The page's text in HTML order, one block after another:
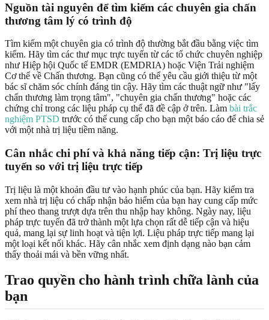
Nguồn tài nguyên để tìm kiếm các chuyên gia chấn
thương tâm lý có trình độ
Tìm kiếm một chuyên gia có trình độ thường bắt đầu bằng việc tìm
kiếm. Hãy tìm các thư mục trực tuyến từ các tổ chức chuyên nghiệp
như Hiệp hội Quốc tế EMDR (EMDRIA) hoặc Viện Trải nghiệm
Cơ thể về Chấn thương. Bạn cũng có thể yêu cầu giới thiệu từ một
bác sĩ chăm sóc chính đáng tin cậy. Hãy tìm các thuật ngữ như "lấy
chấn thương làm trọng tâm", "chuyên gia chấn thương" hoặc các
chứng chỉ trong các liệu pháp cụ thể đã đề cập ở trên. Làm bài trắc
nghiệm PTSD trước có thể cung cấp cho bạn một báo cáo để chia sẻ
với một nhà trị liệu tiềm năng.
Cân nhắc chi phí và khả năng tiếp cận: Trị liệu trực
tuyến so với trị liệu trực tiếp
Trị liệu là một khoản đầu tư vào hạnh phúc của bạn. Hãy kiểm tra
xem nhà trị liệu có chấp nhận bảo hiểm của bạn hay cung cấp mức
phí theo thang trượt dựa trên thu nhập hay không. Ngày nay, liệu
pháp trực tuyến đã trở thành một lựa chọn rất dễ tiếp cận và hiệu
quả, mang lại sự linh hoạt và tiện lợi. Liệu pháp trực tiếp mang lại
một loại kết nối khác. Hãy cân nhắc xem định dạng nào bạn cảm
thấy thoải mái và bền vững nhất.
Trao quyền cho hành trình chữa lành của
bạn